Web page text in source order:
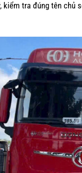
kiểm tra đúng tên chủ